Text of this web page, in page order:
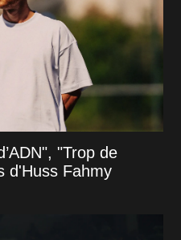
"Trop de
d'Huss Fahmy